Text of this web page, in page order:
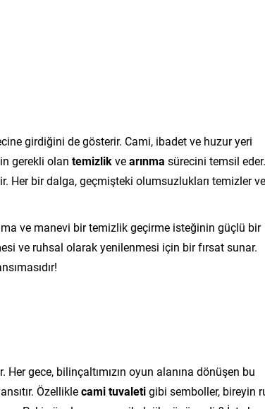
girdiğini de gösterir. Cami, ibadet ve huzur yeri
gerekli olan temizlikvearınma sürecini temsil eder.
Her bir dalga, geçmişteki olumsuzlukları temizler ve
ve manevi bir temizlik geçirme isteğinin güçlü bir
ve ruhsal olarak yenilenmesi için bir fırsat sunar.
gece, bilinçaltımızın oyun alanına dönüşen bu
Özelliklecami tuvaletigibi semboller, bireyin